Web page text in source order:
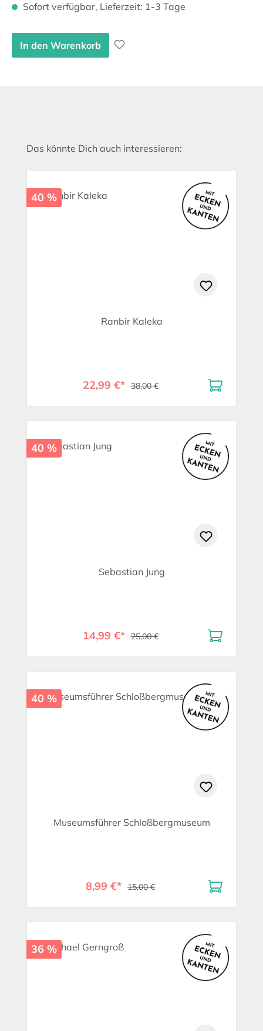
Sofort verfügbar, Lieferzeit: 1-3 Tage
In den Warenkorb
Produktgalerie überspringen
Das könnte Dich auch interessieren:
40 %
Ranbir Kaleka
22,99 €* 38,00 €
40 %
Sebastian Jung
14,99 €* 25,00 €
40 %
Museumsführer Schloßbergmuseum
8,99 €* 15,00 €
36 %